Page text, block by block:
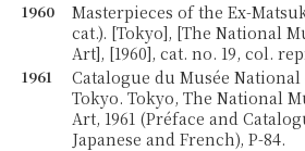
1960
Masterpieces of the Ex-
cat.). [Tokyo], [The National
Art], [1960], cat. no. 19, col.
1961
Catalogue du Musée
Tokyo. Tokyo, The National
Art, 1961 (Préface and
Japanese and French), P-84.